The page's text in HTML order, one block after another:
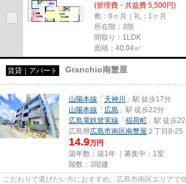
(管理費・共益費 5,500円)
敷：0ヶ月｜礼：1ヶ月
所在階：3階
間取り：1LDK
面積：40.04㎡
賃貸｜アパート Granchio南蟹屋
山陽本線 「 天神川
」駅 徒歩17分
山陽本線 「 広島 」駅 徒歩22分
広島電鉄皆実線 「 稲荷町 」駅 徒歩
広島県広島市南区南蟹屋 ２丁目8-25
14.9万円
築年数：築1年 ｜募集中： 1室
階数：3階建
こだわりで選びたい方におすすめ。広島市南区エリアで